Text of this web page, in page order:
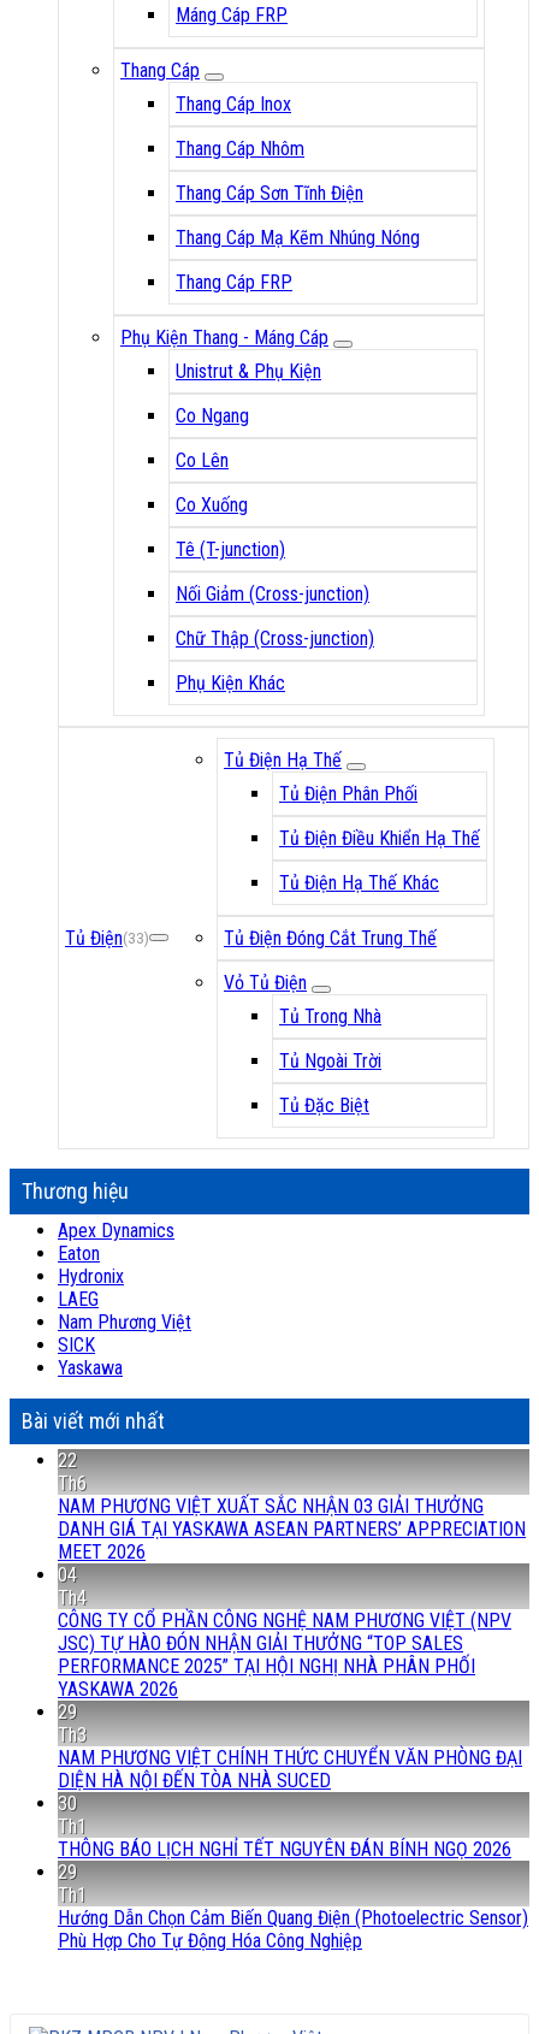
Máng Cáp FRP
Thang Cáp
Thang Cáp Inox
Thang Cáp Nhôm
Thang Cáp Sơn Tĩnh Điện
Thang Cáp Mạ Kẽm Nhúng Nóng
Thang Cáp FRP
Phụ Kiện Thang - Máng Cáp
Unistrut & Phụ Kiện
Co Ngang
Co Lên
Co Xuống
Tê (T-junction)
Nối Giảm (Cross-junction)
Chữ Thập (Cross-junction)
Phụ Kiện Khác
Tủ Điện(33)
Tủ Điện Hạ Thế
Tủ Điện Phân Phối
Tủ Điện Điều Khiển Hạ Thế
Tủ Điện Hạ Thế Khác
Tủ Điện Đóng Cắt Trung Thế
Vỏ Tủ Điện
Tủ Trong Nhà
Tủ Ngoài Trời
Tủ Đặc Biệt
Thương hiệu
Apex Dynamics
Eaton
Hydronix
LAEG
Nam Phương Việt
SICK
Yaskawa
Bài viết mới nhất
22
Th6
NAM PHƯƠNG VIỆT XUẤT SẮC NHẬN 03 GIẢI THƯỞNG
DANH GIÁ TẠI YASKAWA ASEAN PARTNERS’ APPRECIATION
MEET 2026
04
Th4
CÔNG TY CỔ PHẦN CÔNG NGHỆ NAM PHƯƠNG VIỆT (NPV
JSC) TỰ HÀO ĐÓN NHẬN GIẢI THƯỞNG “TOP SALES
PERFORMANCE 2025” TẠI HỘI NGHỊ NHÀ PHÂN PHỐI
YASKAWA 2026
29
Th3
NAM PHƯƠNG VIỆT CHÍNH THỨC CHUYỂN VĂN PHÒNG ĐẠI
DIỆN HÀ NỘI ĐẾN TÒA NHÀ SUCED
30
Th1
THÔNG BÁO LỊCH NGHỈ TẾT NGUYÊN ĐÁN BÍNH NGỌ 2026
29
Th1
Hướng Dẫn Chọn Cảm Biến Quang Điện (Photoelectric Sensor)
Phù Hợp Cho Tự Động Hóa Công Nghiệp